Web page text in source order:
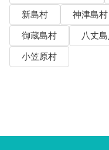
新島村
神津島村
御蔵島村
八丈
小笠原村